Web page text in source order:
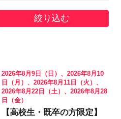
絞り込む
2026年8月9日（日）、2026年8月10
日（月）、2026年8月11日（火）、
2026年8月22日（土）、2026年8月28
日（金）
【高校生・既卒の方限定】